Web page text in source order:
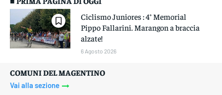
Ciclismo Juniores : 4° Memorial
Pippo Fallarini. Marangon a braccia
alzate!
6 Agosto 2026
COMUNI DEL MAGENTINO
Vai alla sezione